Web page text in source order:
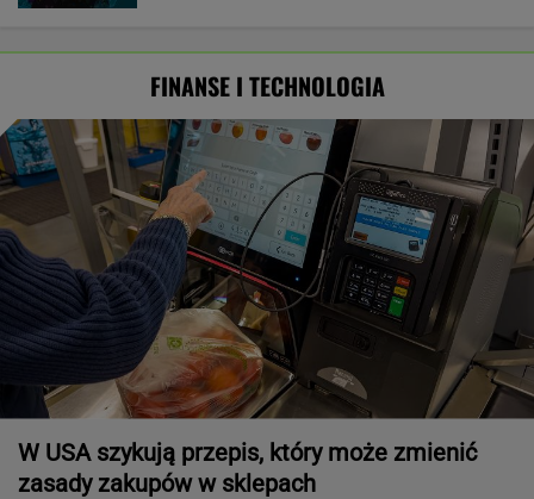
FINANSE I TECHNOLOGIA
W USA szykują przepis, który może zmienić
zasady zakupów w sklepach